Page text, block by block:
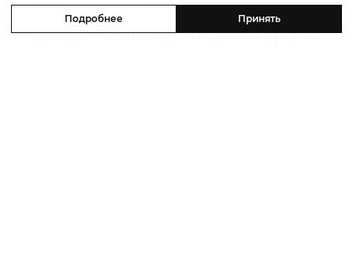
Каникулы в Maxx Royal Bodrum:
новый стейк-хаус от Дани Гарсии,
Подробнее Принять